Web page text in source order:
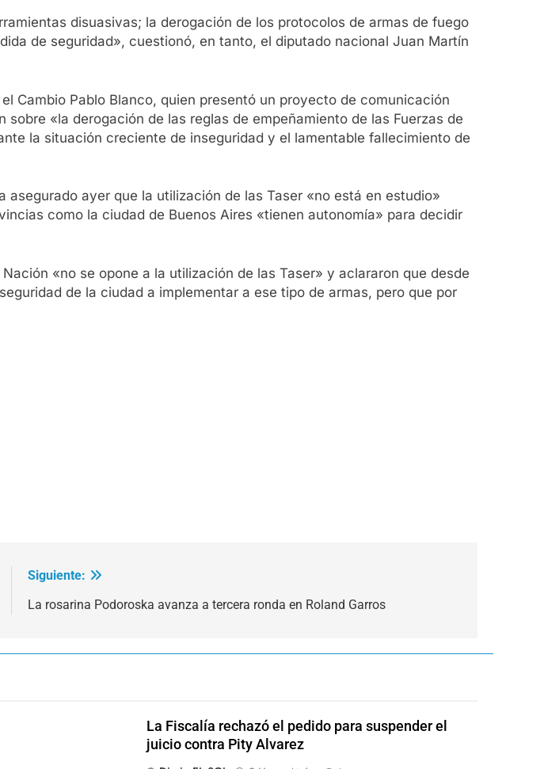
disuasivas; la derogación de los protocolos de armas de fuego
de seguridad», cuestionó, en tanto, el diputado nacional Juan Martín
Cambio Pablo Blanco, quien presentó un proyecto de comunicación
«la derogación de las reglas de empeñamiento de las Fuerzas de
la situación creciente de inseguridad y el lamentable fallecimiento de
ayer que la utilización de las Taser «no está en estudio»
como la ciudad de Buenos Aires «tienen autonomía» para decidir
«no se opone a la utilización de las Taser» y aclararon que desde
de la ciudad a implementar a ese tipo de armas, pero que por
Siguiente:
La rosarina Podoroska avanza a tercera ronda en Roland Garros
La Fiscalía rechazó el pedido para suspender el
juicio contra Pity Alvarez